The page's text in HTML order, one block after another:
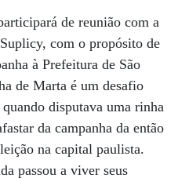
de reunião com a
com o propósito de
à Prefeitura de São
de Marta é um desafio
disputava uma rinha
da campanha da então
na capital paulista.
passou a viver seus